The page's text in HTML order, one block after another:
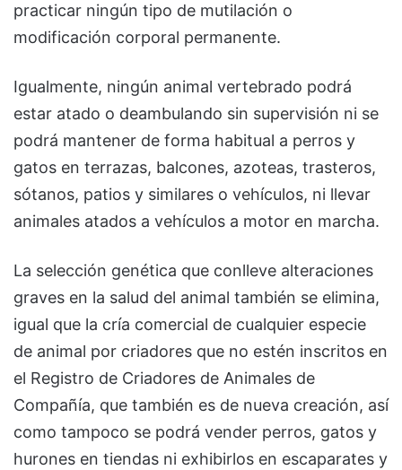
practicar ningún tipo de mutilación o
modificación corporal permanente.
Igualmente, ningún animal vertebrado podrá
estar atado o deambulando sin supervisión ni se
podrá mantener de forma habitual a perros y
gatos en terrazas, balcones, azoteas, trasteros,
sótanos, patios y similares o vehículos, ni llevar
animales atados a vehículos a motor en marcha.
La selección genética que conlleve alteraciones
graves en la salud del animal también se elimina,
igual que la cría comercial de cualquier especie
de animal por criadores que no estén inscritos en
el Registro de Criadores de Animales de
Compañía, que también es de nueva creación, así
como tampoco se podrá vender perros, gatos y
hurones en tiendas ni exhibirlos en escaparates y